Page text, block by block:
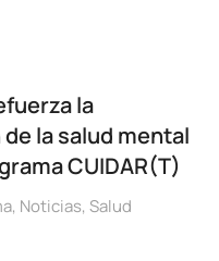
la
la salud mental
CUIDAR(T)
, Noticias, Salud